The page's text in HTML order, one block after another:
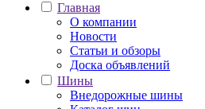
Главная
О компании
Новости
Статьи и обзоры
Доска объявлений
Шины
Внедорожные шины